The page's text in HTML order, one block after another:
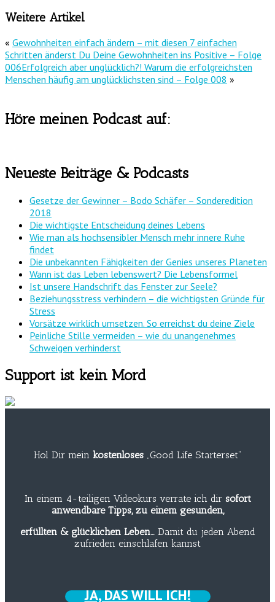
Weitere Artikel
« Gewohnheiten einfach ändern – mit diesen 7 einfachen
Schritten änderst Du Deine Gewohnheiten ins Positive – Folge
006Erfolgreich aber unglücklich?! Warum die erfolgreichsten
Menschen häufig am unglücklichsten sind – Folge 008 »
Höre meinen Podcast auf:
Neueste Beiträge & Podcasts
Gesetze der Gewinner – Bodo Schäfer – Sonderedition
2018
Die wichtigste Entscheidung deines Lebens
Wie man als hochsensibler Mensch mehr innere Ruhe
findet
Die unbekannten Fähigkeiten der Genies unseres Planeten
Wann ist das Leben lebenswert? Die Lebensformel
Ist unsere Handschrift das Fenster zur Seele?
Beziehungsstress verhindern – die wichtigsten Gründe für
Stress
Vorsätze wirklich umsetzen. So erreichst du deine Ziele
Peinliche Stille vermeiden – wie du unangenehmes
Schweigen verhinderst
Support ist kein Mord
Hol Dir mein kostenloses „Good Life Starterset“
In einem 4-teiligen Videokurs verrate ich dir sofort
anwendbare Tipps, zu einem gesunden,
erfüllten & glücklichen Leben…Damit du jeden Abend
zufrieden einschlafen kannst
JA, DAS WILL ICH!